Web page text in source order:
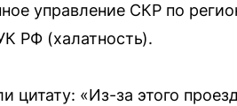
управление СКР по
РФ (халатность).
цитату: «Из-за этого